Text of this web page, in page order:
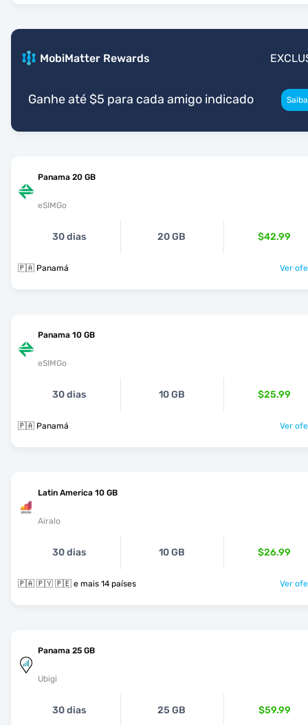
MobiMatter Rewards
Ganhe até $5 para cada amigo indicado
Panama 20 GB
eSIMGo
30 dias 20 GB $42.99
🇵🇦 Panamá Ver
Panama 10 GB
eSIMGo
30 dias 10 GB $25.99
🇵🇦 Panamá Ver
Latin America 10 GB
Airalo
30 dias 10 GB $26.99
🇵🇦 🇵🇾 🇵🇪 e mais 14 países Ver
Panama 25 GB
Ubigi
30 dias 25 GB $59.99